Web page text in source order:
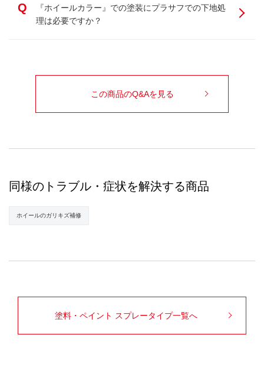
Q
『ホイールカラー』での塗装にプラサフでの下地処
理は必要ですか？
この商品のQ&Aを見る
同様のトラブル・症状を解決する商品
ホイールのガリキズ補修
塗料・ペイント スプレータイプ一覧へ